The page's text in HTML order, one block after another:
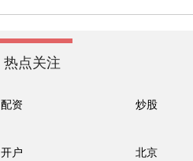
热点关注
配资 炒股
开户 北京